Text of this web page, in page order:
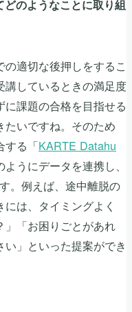
のようなことに取り組
の適切な後押しをするこ
講しているときの満足度
課題の合格を目指せる
たいですね。そのため
する「KARTE Datahu
うにデータを連携し、
。例えば、途中離脱の
は、タイミングよく
」「お困りごとがあれ
」といった提案ができ